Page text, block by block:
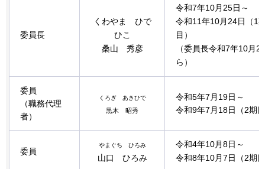
委員長
くわやま ひで
ひこ
桑山 秀彦
令和7年10月25日～
令和11年10月24日（1
目）
（委員長令和7年10月
ら）
委員
（職務代理
者）
くろぎ あきひで
黒木 昭秀
令和5年7月19日～
令和9年7月18日（2期
委員
やまぐち ひろみ
山口 ひろみ
令和4年10月8日～
令和8年10月7日（2期